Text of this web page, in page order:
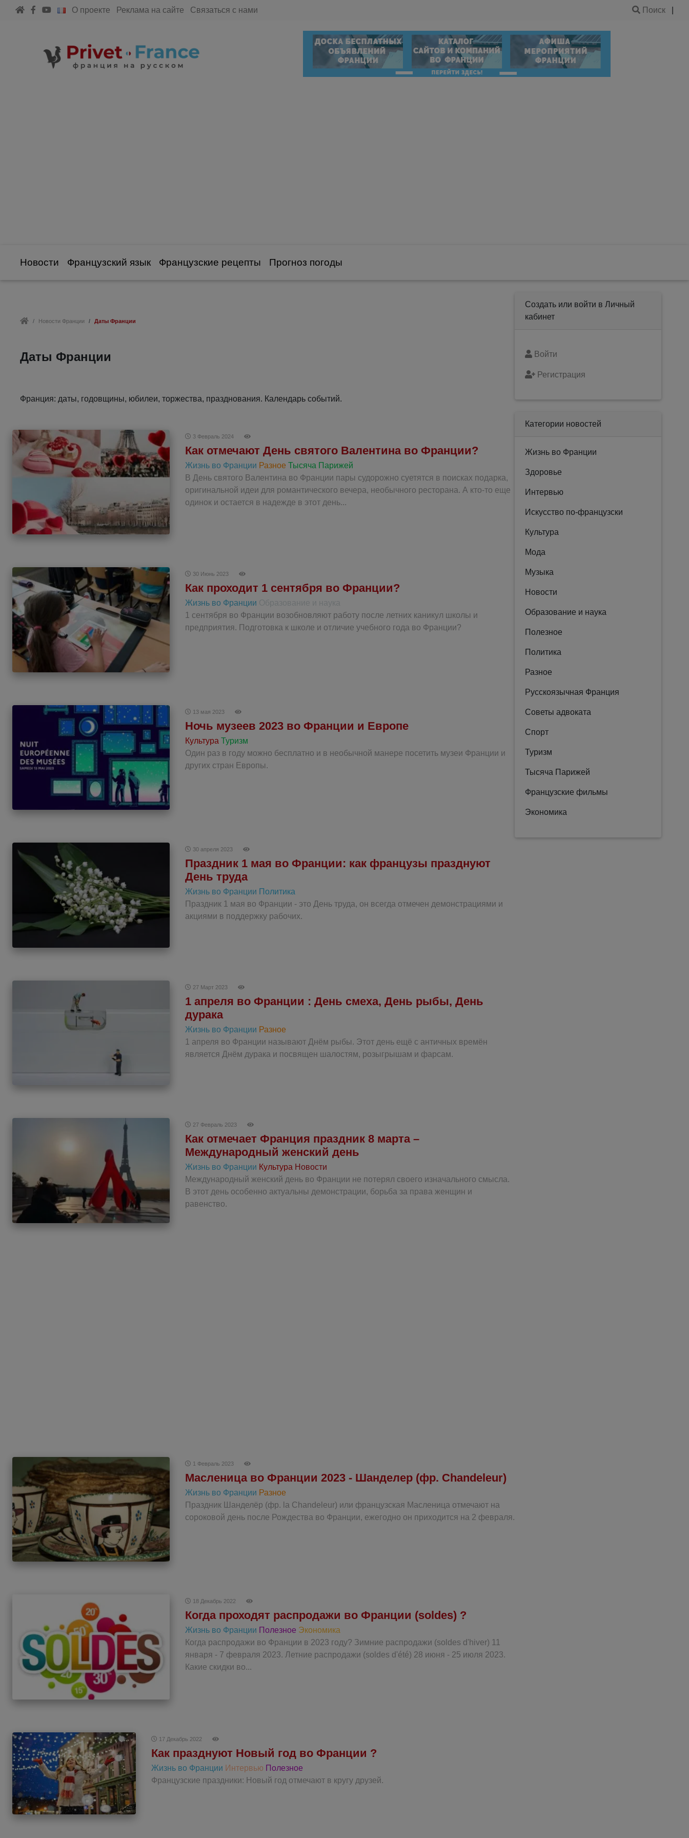
О проекте Реклама на сайте Связаться с нами Поиск
Новости Французский язык Французские рецепты Прогноз погоды
Новости Франции Даты Франции
Даты Франции
Франция: даты, годовщины, юбилеи, торжества, празднования. Календарь событий.
3 Февраль 2024
Как отмечают День святого Валентина во Франции?
Жизнь во Франции Разное Тысяча Парижей
В День святого Валентина во Франции пары судорожно суетятся в поисках подарка,
оригинальной идеи для романтического вечера, необычного ресторана. А кто-то еще
одинок и остается в надежде в этот день...
30 Июнь 2023
Как проходит 1 сентября во Франции?
Жизнь во Франции
1 сентября во Франции возобновляют работу после летних каникул школы и
предприятия. Подготовка к школе и отличие учебного года во Франции?
13 мая 2023
Ночь музеев 2023 во Франции и Европе
Культура Туризм
Один раз в году можно бесплатно и в необычной манере посетить музеи Франции и
других стран Европы.
30 апреля 2023
Праздник 1 мая во Франции: как французы празднуют
День труда
Жизнь во Франции Политика
Праздник 1 мая во Франции - это День труда, он всегда отмечен демонстрациями и
акциями в поддержку рабочих.
27 Март 2023
1 апреля во Франции : День смеха, День рыбы, День
дурака
Жизнь во Франции Разное
1 апреля во Франции называют Днём рыбы. Этот день ещё с античных времён
является Днём дурака и посвящен шалостям, розыгрышам и фарсам.
27 Февраль 2023
Как отмечает Франция праздник 8 марта –
Международный женский день
Жизнь во Франции Культура Новости
Международный женский день во Франции не потерял своего изначального смысла.
В этот день особенно актуальны демонстрации, борьба за права женщин и
равенство.
1 Февраль 2023
Масленица во Франции 2023 - Шанделер (фр. Chandeleur)
Жизнь во Франции Разное
Праздник Шанделёр (фр. la Chandeleur) или французская Масленица отмечают на
сороковой день после Рождества во Франции, ежегодно он приходится на 2 февраля.
18 Декабрь 2022
Когда проходят распродажи во Франции (soldes) ?
Жизнь во Франции Полезное Экономика
Когда распродажи во Франции в 2023 году? Зимние распродажи (soldes d'hiver) 11
января - 7 февраля 2023. Летние распродажи (soldes d'été) 28 июня - 25 июля 2023.
Какие скидки во...
17 Декабрь 2022
Как празднуют Новый год во Франции ?
Жизнь во Франции Интервью Полезное
Французские праздники: Новый год отмечают в кругу друзей.
Создать или войти в Личный
кабинет
Войти
Регистрация
Категории новостей
Жизнь во Франции
Здоровье
Интервью
Искусство по-французски
Культура
Мода
Музыка
Новости
Образование и наука
Полезное
Политика
Разное
Русскоязычная Франция
Советы адвоката
Спорт
Туризм
Тысяча Парижей
Французские фильмы
Экономика